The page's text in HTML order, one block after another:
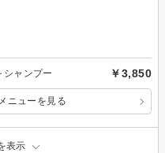
シャンプー ￥3,850
ニューを見る
表示